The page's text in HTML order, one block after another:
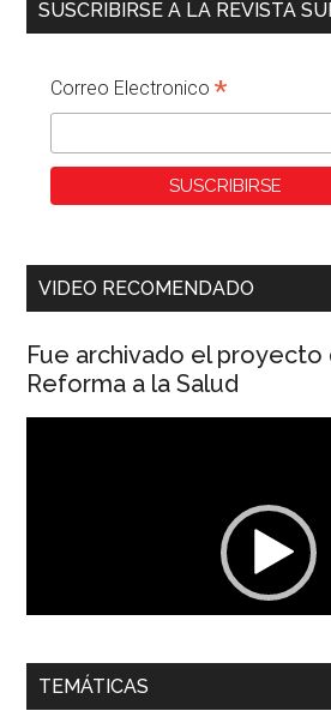
SUSCRIBIRSE A LA REVISTA
Correo Electronico*
VIDEO RECOMENDADO
Fue archivado el proyecto
Reforma a la Salud
00:00
Dra. Carolina Corcho Mejía,
TEMÁTICAS